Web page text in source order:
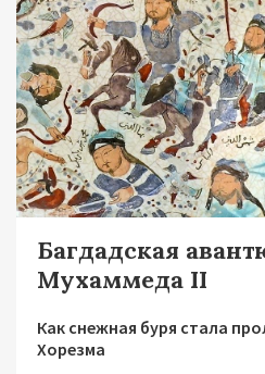
Багдадская
Мухаммеда II
Как снежная буря стала
Хорезма